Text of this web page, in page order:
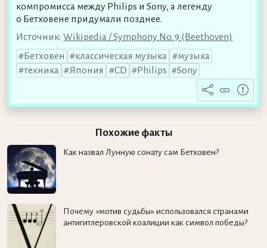
компромисса между Philips и Sony, а легенду
о Бетховене придумали позднее.
Источник: Wikipedia / Symphony No. 9 (Beethoven)
Бетховен
классическая музыка
музыка
техника
Япония CD Philips Sony
Похожие факты
Как назвал Лунную сонату сам Бетховен?
Почему «мотив судьбы» использовался странами
антигитлеровской коалиции как символ победы?